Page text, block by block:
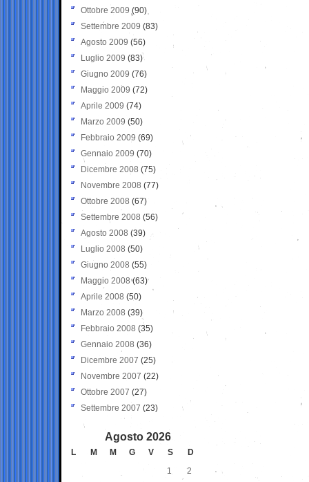
Ottobre 2009 (90)
Settembre 2009 (83)
Agosto 2009 (56)
Luglio 2009 (83)
Giugno 2009 (76)
Maggio 2009 (72)
Aprile 2009 (74)
Marzo 2009 (50)
Febbraio 2009 (69)
Gennaio 2009 (70)
Dicembre 2008 (75)
Novembre 2008 (77)
Ottobre 2008 (67)
Settembre 2008 (56)
Agosto 2008 (39)
Luglio 2008 (50)
Giugno 2008 (55)
Maggio 2008(63)
Aprile 2008 (50)
Marzo 2008 (39)
Febbraio 2008 (35)
Gennaio 2008 (36)
Dicembre 2007 (25)
Novembre 2007 (22)
Ottobre 2007 (27)
Settembre 2007 (23)
Agosto 2026
L M M G V S
D
1
2